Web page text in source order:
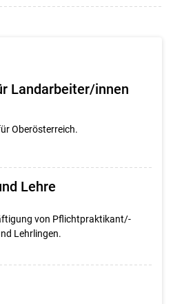
Landarbeiter/innen
Oberösterreich.
Lehre
von Pflichtpraktikant/-
Lehrlingen.